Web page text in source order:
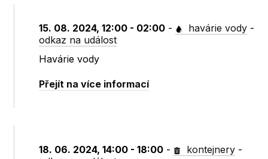
15. 08. 2024, 12:00 - 02:00 - havárie vody -
odkaz na událost
Havárie vody
Přejít na více informací
18. 06. 2024, 14:00 - 18:00 - kontejnery -